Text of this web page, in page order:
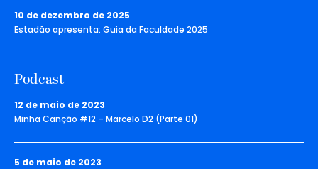
10 de dezembro de 2025
Estadão apresenta: Guia da Faculdade 2025
Podcast
12 de maio de 2023
Minha Canção #12 – Marcelo D2 (Parte 01)
5 de maio de 2023